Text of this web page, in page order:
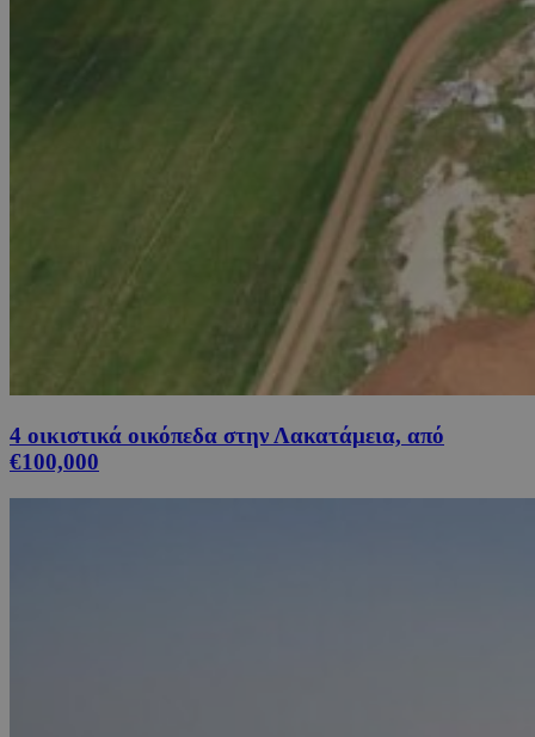
4 οικιστικά οικόπεδα στην Λακατάμεια, από
€100,000